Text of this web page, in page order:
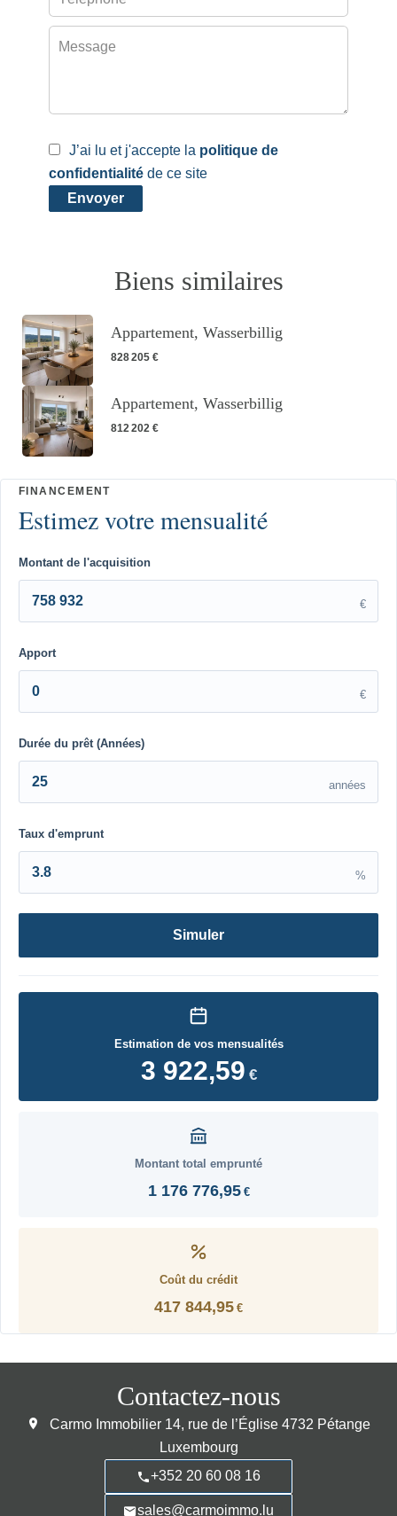
J’ai lu et j'accepte la politique de
confidentialité de ce site
Envoyer
Biens similaires
Appartement, Wasserbillig
828 205 €
Appartement, Wasserbillig
812 202 €
Montant de l'acquisition
€
Apport
€
Durée du prêt (Années)
années
Taux d'emprunt
%
Simuler
Estimation de vos mensualités
3 922,59 €
Montant total emprunté
1 176 776,95 €
Coût du crédit
417 844,95 €
Contactez-nous
Carmo Immobilier 14, rue de l’Église 4732 Pétange
Luxembourg
+352 20 60 08 16
sales@carmoimmo.lu